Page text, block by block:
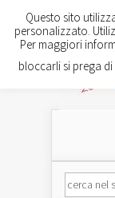
Questo sito
personalizzato.
Per maggiori
bloccarli si prega di